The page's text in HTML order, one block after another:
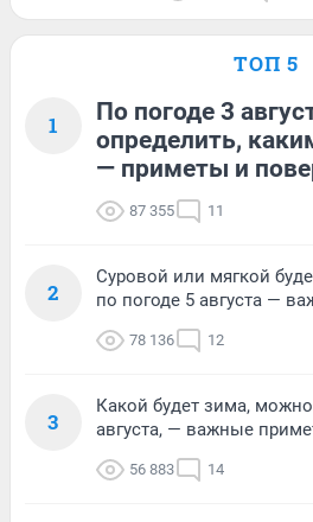
ТОП 5
1
По погоде 3
определить,
— приметы и
87 355 11
2
Суровой или мягкой
по погоде 5 августа —
78 136 12
3
Какой будет зима,
августа, — важные
56 883 14